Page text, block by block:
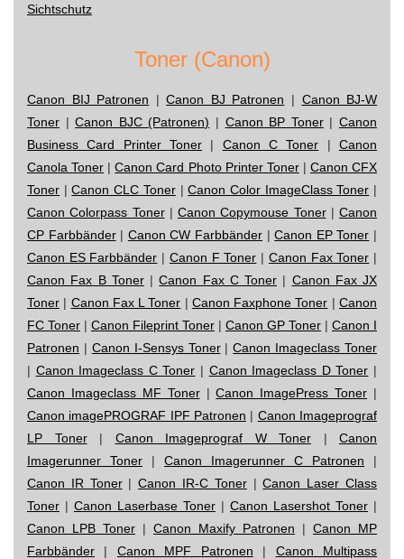
Sichtschutz
Toner (Canon)
Canon BIJ Patronen |Canon BJ Patronen | Canon BJ-W
Toner |Canon BJC (Patronen) | Canon BP Toner|Canon
Business Card Printer Toner | Canon C Toner |Canon
Canola Toner |Canon Card Photo Printer Toner| Canon CFX
Toner |Canon CLC Toner|Canon Color ImageClass Toner |
Canon Colorpass Toner| Canon Copymouse Toner| Canon
CP Farbbänder| Canon CW Farbbänder |Canon EP Toner |
Canon ES Farbbänder | Canon F Toner | Canon Fax Toner |
Canon Fax B Toner|Canon Fax C Toner | Canon Fax JX
Toner | Canon Fax L Toner | Canon Faxphone Toner |Canon
FC Toner | Canon Fileprint Toner | Canon GP Toner | Canon I
Patronen | Canon I-Sensys Toner|Canon Imageclass Toner
| Canon Imageclass C Toner | Canon Imageclass D Toner |
Canon Imageclass MF Toner|Canon ImagePress Toner |
Canon imagePROGRAF IPF Patronen | Canon Imageprograf
LP Toner| Canon Imageprograf W Toner | Canon
Imagerunner Toner | Canon Imagerunner C Patronen |
Canon IR Toner|Canon IR-C Toner|Canon Laser Class
Toner | Canon Laserbase Toner | Canon Lasershot Toner |
Canon LPB Toner | Canon Maxify Patronen | Canon MP
Farbbänder | Canon MPF Patronen | Canon Multipass